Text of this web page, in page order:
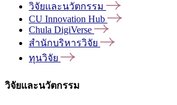
วิจัยและนวัตกรรม
CU Innovation Hub
Chula DigiVerse
สำนักบริหารวิจัย
ทุนวิจัย
วิจัยและนวัตกรรม